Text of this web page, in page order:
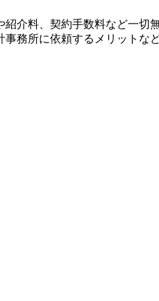
介料、契約手数料など一
務所に依頼するメリット